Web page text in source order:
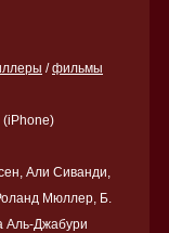
/фильмы
Али Сиванди,
Мюллер, Б.
Аль-Джабури